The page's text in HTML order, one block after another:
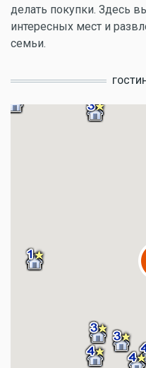
делать покупки. Здесь
интересных мест и
семьи.